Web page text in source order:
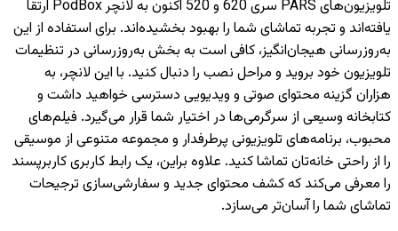
تلویزیون‌های PARS سری 620 و 520 اکنون به لانچر PodBox ارتقا
یافته‌اند و تجربه تماشای شما را بهبود بخشیده‌اند. برای استفاده از این
به‌روزرسانی هیجان‌انگیز، کافی است به بخش به‌روزرسانی در تنظیمات
تلویزیون خود بروید و مراحل نصب را دنبال کنید. با این لانچر، به
هزاران گزینه محتوای صوتی و ویدیویی دسترسی خواهید داشت و
کتابخانه وسیعی از سرگرمی‌ها در اختیار شما قرار می‌گیرد. فیلم‌های
محبوب، برنامه‌های تلویزیونی پرطرفدار و مجموعه متنوعی از موسیقی
را از راحتی خانه‌تان تماشا کنید. علاوه براین، یک رابط کاربری کاربرپسند
را معرفی می‌کند که کشف محتوای جدید و سفارشی‌سازی ترجیحات
تماشای شما را آسان‌تر می‌سازد.